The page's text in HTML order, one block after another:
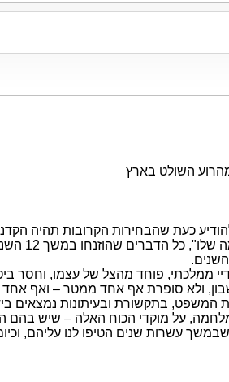
השולט בארץ
כעת שהבחירות הקרובות תהיה
או שלא ניתן להם מספיק תשומת לב, ויש כאלה לא מעט, יותקנו בקדנציה זו.
ממלכתי, פוחד מהצל של עצמו, וחסר
ולא סופרת אף אחד ממטר – ואף אחד
המשפט, בתקשורת ובעיתונות נמצאים
על מוקדי הכוח האלה – שיש
עשרות שנים הטיפו לנו עליהם,